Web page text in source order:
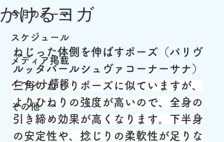
今月のテーマ
スケジュール
メディア掲載
イベント情報
その他
かけるヨガ
ねじった体側を伸ばすポーズ（パリヴ
ルッタパールシュヴァコーナーサナ）
三角のねじりポーズに似ていますが、
よりひねりの強度が高いので、全身の
引き締め効果が高くなります。下半身
の安定性や、捻じりの柔軟性が足りな